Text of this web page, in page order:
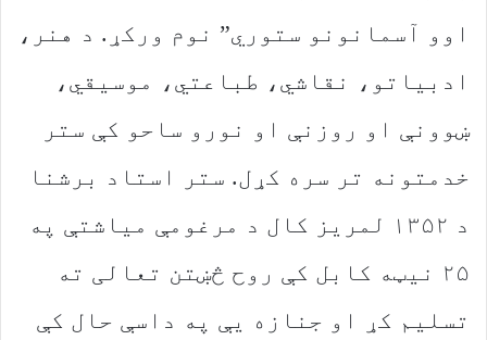
اوو آسمانونو ستوري” نوم ورکړ. د هنر،
ادبیاتو، نقاشي، طباعتي، موسیقي،
ښوونې او روزنې او نورو ساحو کې ستر
خدمتونه تر سره کړل. ستر استاد برشنا
د ۱۳۵۲ لمریز کال د مرغومې میاشتې په
۲۵ نیټه کابل کې روح څښتن تعالی ته
تسلیم کړ او جنازه یې په داسې حال کې